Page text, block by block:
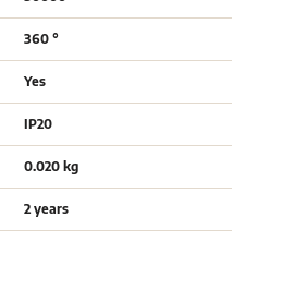
360 °
Yes
IP20
0.020 kg
2 years